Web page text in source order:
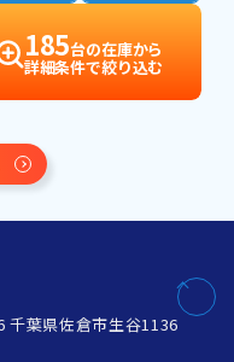
185台の在庫から
詳細条件で絞り込む
千葉県佐倉市生谷1136